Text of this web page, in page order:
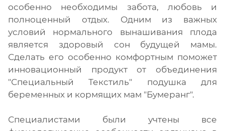
особенно необходимы забота, любовь и
полноценный отдых. Одним из важных
условий нормального вынашивания плода
является здоровый сон будущей мамы.
Сделать его особенно комфортным поможет
инновационный продукт от объединения
"Специальный Текстиль" подушка для
беременных и кормящих мам "Бумеранг".
Специалистами были учтены все